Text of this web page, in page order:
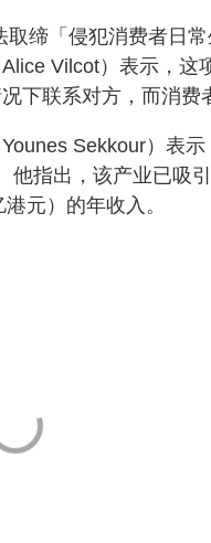
缔「侵犯消费者日
Vilcot）表示，这
下联系对方，而消费
Sekkour）表
指出，该产业已吸
元）的年收入。